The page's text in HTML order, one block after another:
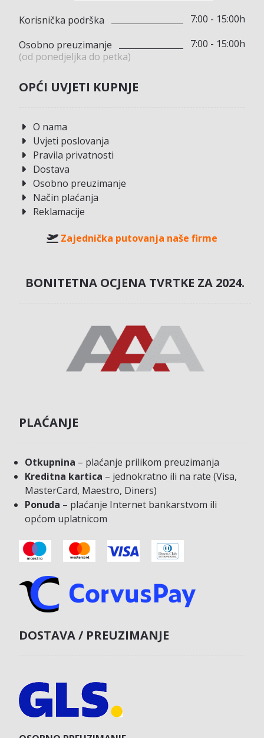
Korisnička podrška
7:00 - 15:00h
Osobno preuzimanje
(od ponedjeljka do petka)
7:00 - 15:00h
OPĆI UVJETI KUPNJE
O nama
Uvjeti poslovanja
Pravila privatnosti
Dostava
Osobno preuzimanje
Način plaćanja
Reklamacije
Zajednička putovanja naše firme
BONITETNA OCJENA TVRTKE ZA 2024.
PLAĆANJE
Otkupnina – plaćanje prilikom preuzimanja
Kreditna kartica – jednokratno ili na rate (Visa,
MasterCard, Maestro, Diners)
Ponuda – plaćanje Internet bankarstvom ili
općom uplatnicom
DOSTAVA / PREUZIMANJE